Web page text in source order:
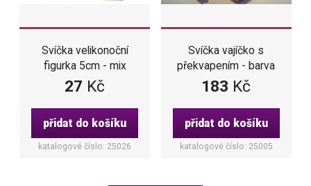
Svíčka velikonoční
figurka 5cm - mix
27 Kč
přidat do košíku
katalogové číslo: 25026
Svíčka vajíčko s
překvapením - barva
zelená
183 Kč
přidat do košíku
katalogové číslo: 25005